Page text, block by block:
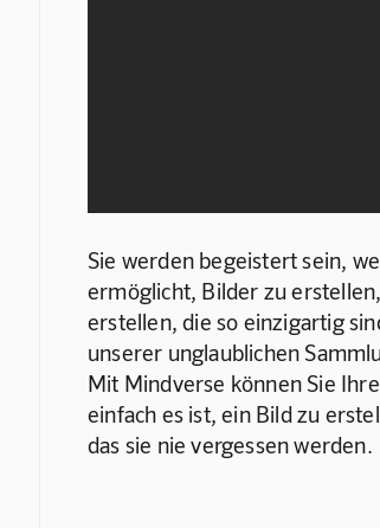
Sie werden begeistert sein,
ermöglicht, Bilder zu
erstellen, die so einzigartig
unserer unglaublichen
Mit Mindverse können Sie
einfach es ist, ein Bild zu
das sie nie vergessen werden.